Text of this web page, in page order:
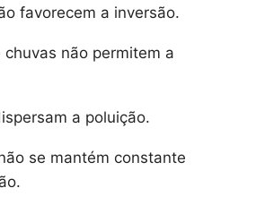
favorecem a inversão.
não permitem a
a poluição.
se mantém constante